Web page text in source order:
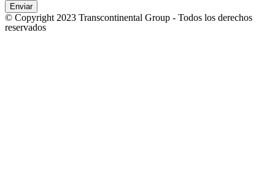
Enviar
© Copyright 2023 Transcontinental Group - Todos los derechos
reservados